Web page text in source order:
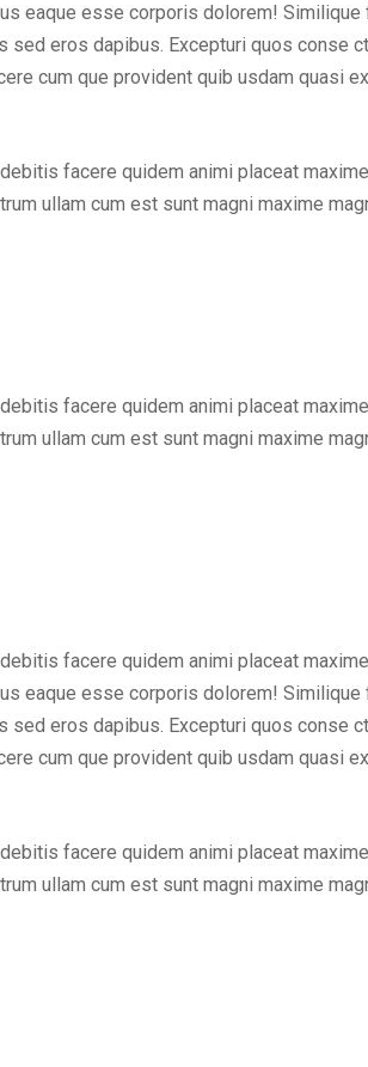
eaque esse corporis dolorem!
eros dapibus. Excepturi quos conse
cum que provident quib usdam quasi
facere quidem animi placeat
ullam cum est sunt magni maxime
facere quidem animi placeat
ullam cum est sunt magni maxime
facere quidem animi placeat
eaque esse corporis dolorem!
eros dapibus. Excepturi quos conse
cum que provident quib usdam quasi
facere quidem animi placeat
ullam cum est sunt magni maxime